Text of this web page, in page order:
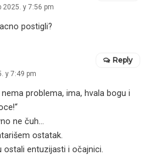
2025. у 7:56 pm
postigli?
у 7:49 pm
problema, ima, hvala bogu i
ne čuh…
ostatak.
ostali entuzijasti i očajnici.
Reply